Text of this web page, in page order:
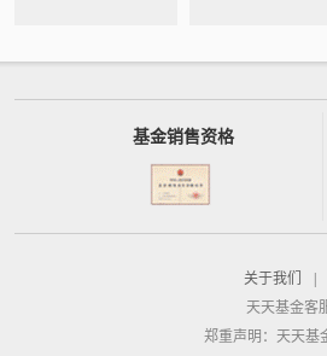
基金销售资格
关于我们
天天基金客
郑重声明： 天天基